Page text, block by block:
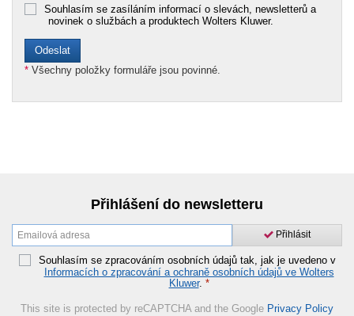
Souhlasím se zasíláním informací o slevách, newsletterů a
novinek o službách a produktech Wolters Kluwer.
* Všechny položky formuláře jsou povinné.
Přihlášení do newsletteru
Přihlásit
Souhlasím se zpracováním osobních údajů tak, jak je uvedeno v
Informacích o zpracování a ochraně osobních údajů ve Wolters
Kluwer. *
This site is protected by reCAPTCHA and the Google Privacy Policy